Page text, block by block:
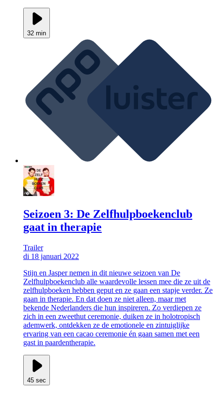
32 min
Seizoen 3: De Zelfhulpboekenclub
gaat in therapie
Trailer
di 18 januari 2022
Stijn en Jasper nemen in dit nieuwe seizoen van De
Zelfhulpboekenclub alle waardevolle lessen mee die ze uit de
zelfhulpboeken hebben geput en ze gaan een stapje verder. Ze
gaan in therapie. En dat doen ze niet alleen, maar met
bekende Nederlanders die hun inspireren. Zo verdiepen ze
zich in een zweethut ceremonie, duiken ze in holotropisch
ademwerk, ontdekken ze de emotionele en zintuiglijke
ervaring van een cacao ceremonie én gaan samen met een
gast in paardentherapie.
45 sec